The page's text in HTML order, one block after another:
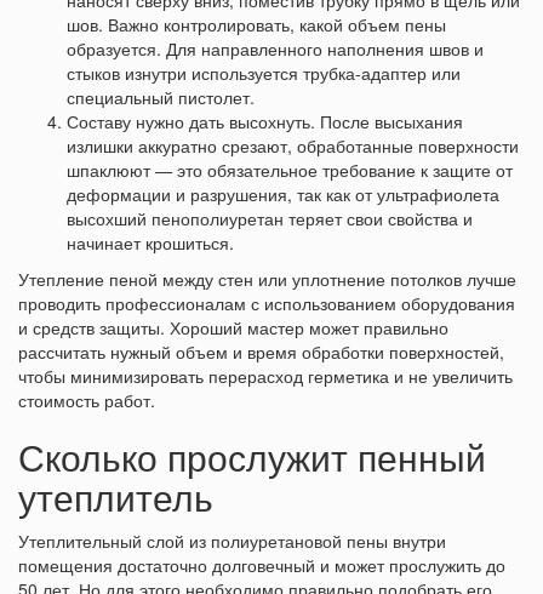
шов. Важно контролировать, какой объем пены
образуется. Для направленного наполнения швов и
стыков изнутри используется трубка-адаптер или
специальный пистолет.
Составу нужно дать высохнуть. После высыхания
излишки аккуратно срезают, обработанные поверхности
шпаклюют — это обязательное требование к защите от
деформации и разрушения, так как от ультрафиолета
высохший пенополиуретан теряет свои свойства и
начинает крошиться.
Утепление пеной между стен или уплотнение потолков лучше
проводить профессионалам с использованием оборудования
и средств защиты. Хороший мастер может правильно
рассчитать нужный объем и время обработки поверхностей,
чтобы минимизировать перерасход герметика и не увеличить
стоимость работ.
Сколько прослужит пенный
утеплитель
Утеплительный слой из полиуретановой пены внутри
помещения достаточно долговечный и может прослужить до